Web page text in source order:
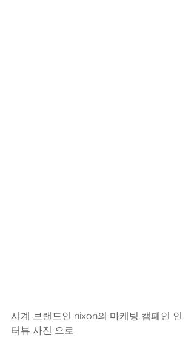
시계 브랜드인 nixon의 마케팅 캠페인 인
터뷰 사진 으로